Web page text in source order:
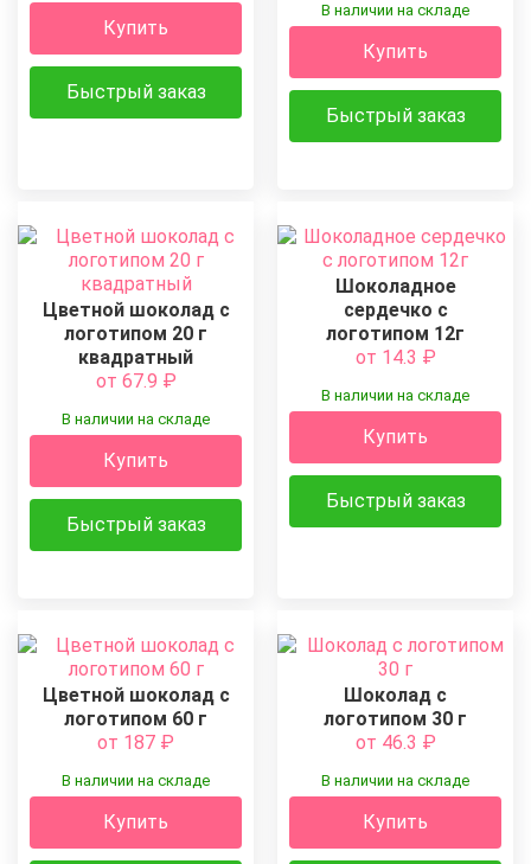
Купить
Быстрый заказ
В наличии на складе
Купить
Быстрый заказ
Цветной шоколад с
логотипом 20 г
квадратный
от 67.9 ₽
В наличии на складе
Купить
Быстрый заказ
Шоколадное
сердечко с
логотипом 12г
от 14.3 ₽
В наличии на складе
Купить
Быстрый заказ
Цветной шоколад с
логотипом 60 г
от 187 ₽
В наличии на складе
Купить
Шоколад с
логотипом 30 г
от 46.3 ₽
В наличии на складе
Купить